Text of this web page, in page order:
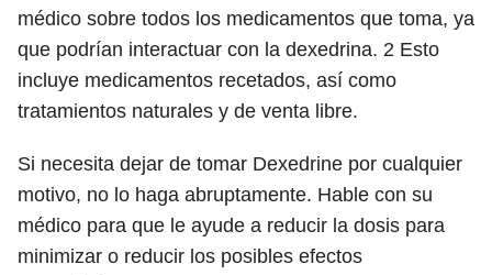
médico sobre todos los medicamentos que toma, ya
que podrían interactuar con la dexedrina. 2 Esto
incluye medicamentos recetados, así como
tratamientos naturales y de venta libre.
Si necesita dejar de tomar Dexedrine por cualquier
motivo, no lo haga abruptamente. Hable con su
médico para que le ayude a reducir la dosis para
minimizar o reducir los posibles efectos